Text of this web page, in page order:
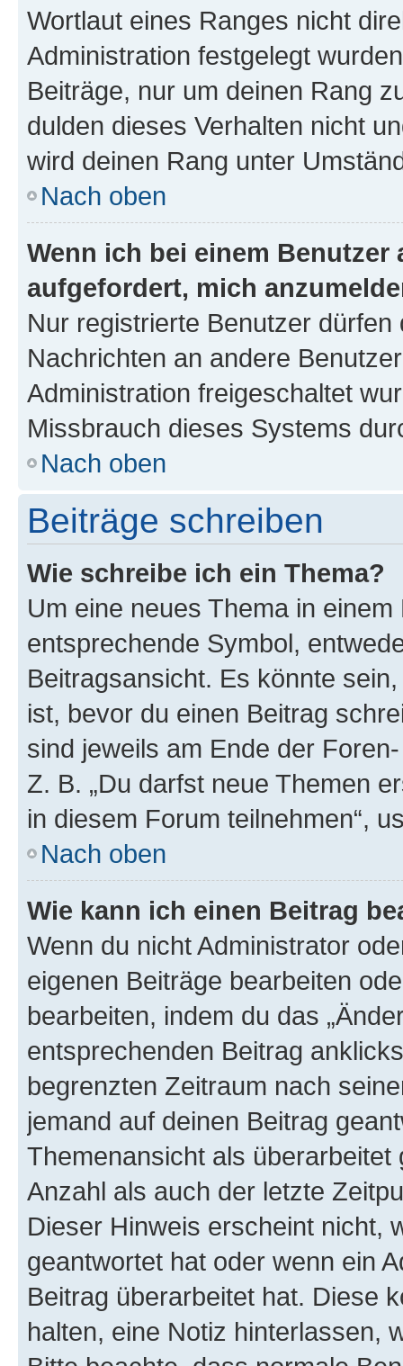
Wortlaut eines Ranges nicht
Administration festgelegt
Beiträge, nur um deinen Rang
dulden dieses Verhalten nicht
wird deinen Rang unter
Nach oben
Wenn ich bei einem
aufgefordert, mich
Nur registrierte Benutzer
Nachrichten an andere
Administration freigeschaltet
Missbrauch dieses Systems
Nach oben
Beiträge schreiben
Wie schreibe ich ein Thema?
Um eine neues Thema in
entsprechende Symbol,
Beitragsansicht. Es könnte
ist, bevor du einen Beitrag
sind jeweils am Ende der
Z. B. „Du darfst neue Themen
in diesem Forum teilnehmen“,
Nach oben
Wie kann ich einen Beitrag
Wenn du nicht Administrator
eigenen Beiträge bearbeiten
bearbeiten, indem du das
entsprechenden Beitrag
begrenzten Zeitraum nach
jemand auf deinen Beitrag
Themenansicht als
Anzahl als auch der letzte
Dieser Hinweis erscheint nicht,
geantwortet hat oder wenn ein
Beitrag überarbeitet hat. Diese
halten, eine Notiz hinterlassen,